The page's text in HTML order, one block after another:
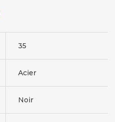
35
Acier
Noir